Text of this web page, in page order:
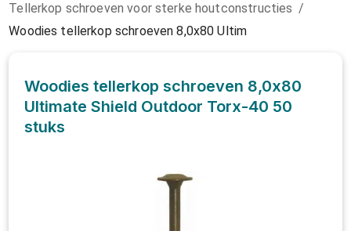
Tellerkop schroeven voor sterke houtconstructies /
Woodies tellerkop schroeven 8,0x80 Ultim
Woodies tellerkop schroeven 8,0x80
Ultimate Shield Outdoor Torx-40 50
stuks